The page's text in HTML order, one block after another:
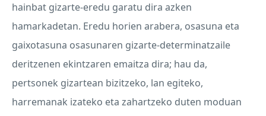
hainbat gizarte-eredu garatu dira azken
hamarkadetan. Eredu horien arabera, osasuna eta
gaixotasuna osasunaren gizarte-determinatzaile
deritzenen ekintzaren emaitza dira; hau da,
pertsonek gizartean bizitzeko, lan egiteko,
harremanak izateko eta zahartzeko duten moduan